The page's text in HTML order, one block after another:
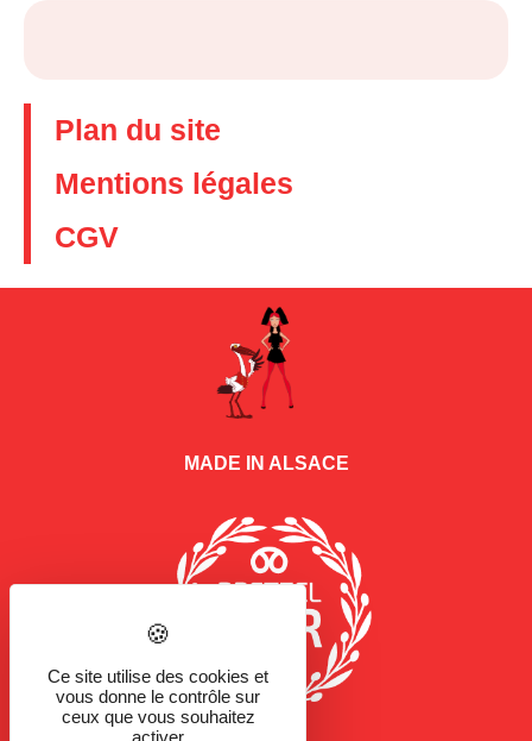
Plan du site
Mentions légales
CGV
MADE IN ALSACE
Ce site utilise des cookies et
vous donne le contrôle sur
ceux que vous souhaitez
activer